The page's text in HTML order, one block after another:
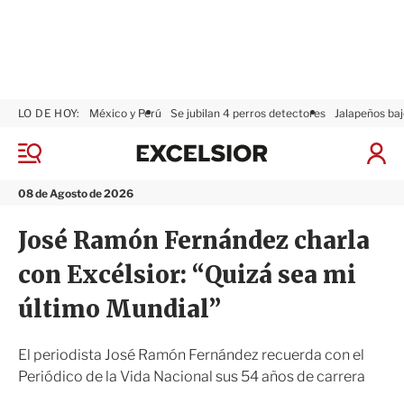
M
n
08 de Agosto de 2026
LO DE HOY: México y Perú Se jubilan 4 perros detectores Jalapeños
I
x
i
o
r
José Ramón Fernández charla
con Excélsior: “Quizá sea mi
último Mundial”
El periodista José Ramón Fernández recuerda con el
Periódico de la Vida Nacional sus 54 años de carrera